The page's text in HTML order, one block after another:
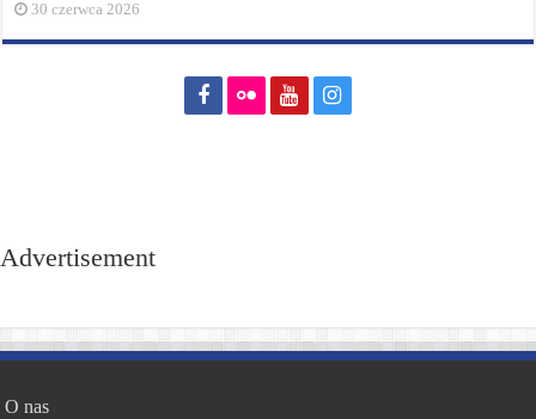
30 czerwca 2026
Advertisement
O nas